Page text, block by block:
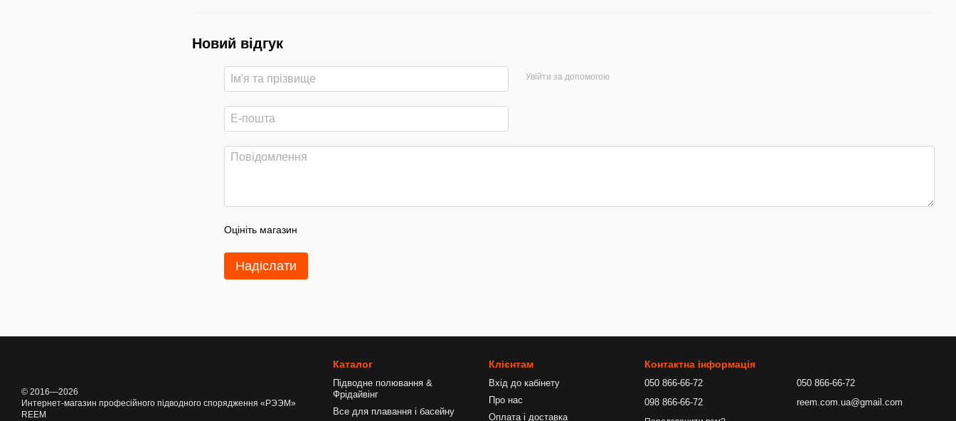
Новий відгук
Увійти за допомогою
Оцініть магазин
Надіслати
© 2016—2026
Интернет-магазин професійного підводного спорядження «РЭЭМ»
REEM
Каталог
Підводне полювання &
Фрідайвінг
Все для плавання і басейну
Клієнтам
Вхід до кабінету
Про нас
Оплата і доставка
Контактна інформація
050 866-66-72
098 866-66-72
050 866-66-72
reem.com.ua@gmail.com